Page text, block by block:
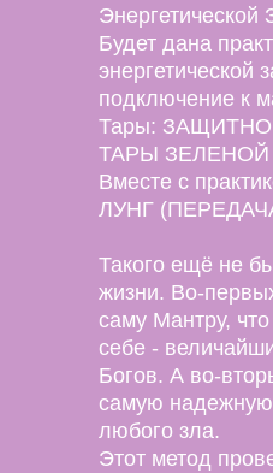
Энергетической
Будет дана
энергетической
подключение к
Тары:
ТАРЫ ЗЕЛЕНОЙ
Вместе с
ЛУНГ
Такого ещё не
жизни. Во-
саму Мантру,
себе -
Богов. А во-
самую
любого зла.
Этот метод